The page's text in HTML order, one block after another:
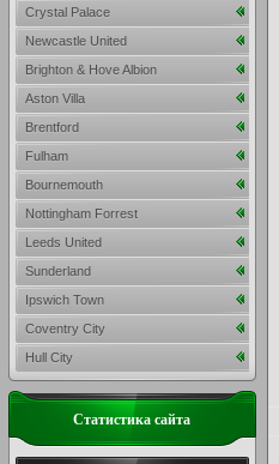
Crystal Palace
Newcastle United
Brighton & Hove Albion
Aston Villa
Brentford
Fulham
Bournemouth
Nottingham Forrest
Leeds United
Sunderland
Ipswich Town
Coventry City
Hull City
Статистика сайта